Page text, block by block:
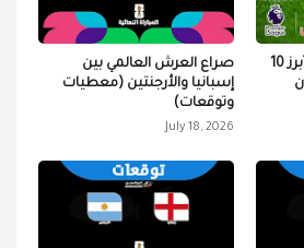
ميركاتو العمالقة.. أغلى وأبرز 10
صراع العرش العالمي بين
إسبانيا والأرجنتين (معطيات
وتوقعات)
July 18, 2026